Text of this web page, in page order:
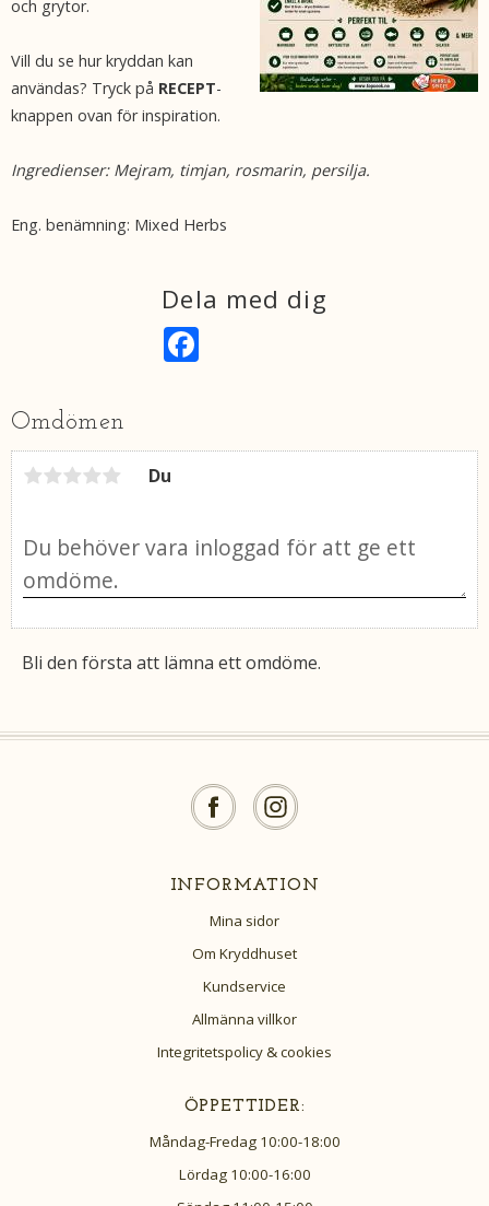
och grytor.
Vill du se hur kryddan kan
användas? Tryck på RECEPT-
knappen ovan för inspiration.
Ingredienser: Mejram, timjan, rosmarin, persilja.
Eng. benämning: Mixed Herbs
Dela med dig
k
Omdömen
Du
Bli den första att lämna ett omdöme.
INFORMATION
Mina sidor
Om Kryddhuset
Kundservice
Allmänna villkor
Integritetspolicy & cookies
ÖPPETTIDER:
Måndag-Fredag 10:00-18:00
Lördag 10:00-16:00